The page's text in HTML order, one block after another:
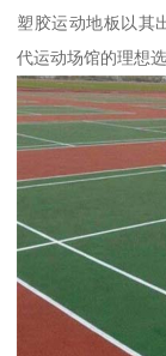
塑胶运动地板以其
代运动场馆的理想选